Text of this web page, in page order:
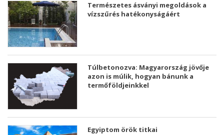
Természetes ásványi megoldások a
vízszűrés hatékonyságáért
Túlbetonozva: Magyarország jövője
azon is múlik, hogyan bánunk a
termőföldjeinkkel
Egyiptom örök titkai